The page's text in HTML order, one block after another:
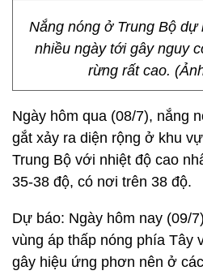
Nắng nóng ở Trung Bộ dự
nhiều ngày tới gây nguy
rừng rất cao.
Ngày hôm qua (08/7), nắng
gắt xảy ra diện rộng ở khu
Trung Bộ với nhiệt độ cao
35-38 độ, có nơi trên 38
Dự báo: Ngày hôm nay (09/
vùng áp thấp nóng phía Tây
gây hiệu ứng phơn nên ở